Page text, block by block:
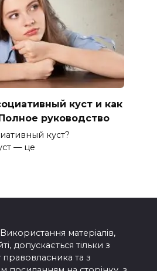
куст и как
руководство
куст?
— це
матеріалів,
допускається тільки з
та з